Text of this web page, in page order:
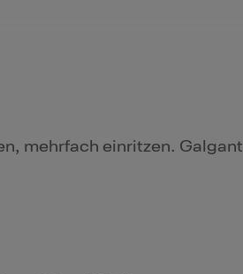
mehrfach einritzen. Galgant